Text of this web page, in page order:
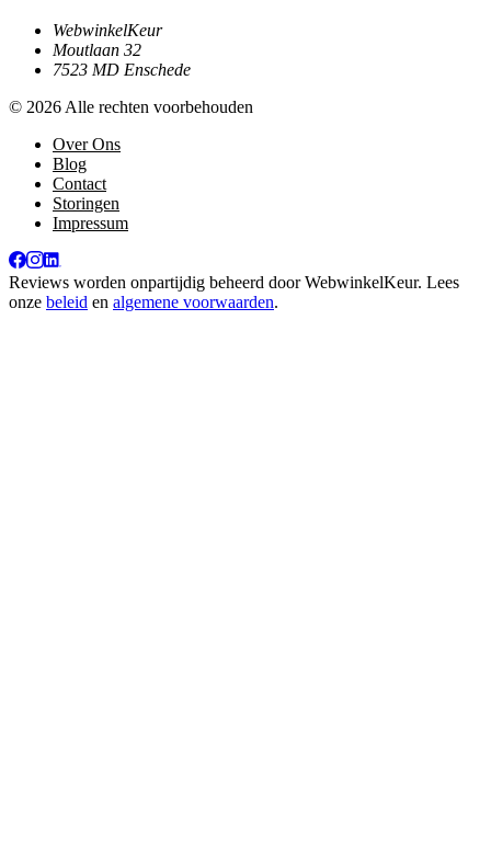
WebwinkelKeur
Moutlaan 32
7523 MD Enschede
© 2026 Alle rechten voorbehouden
Over Ons
Blog
Contact
Storingen
Impressum
Reviews worden onpartijdig beheerd doorWebwinkelKeur. Lees
onze beleid en algemene voorwaarden.